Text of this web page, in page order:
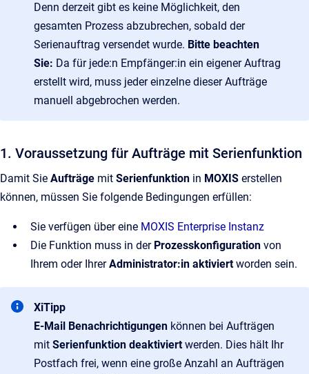
Denn derzeit gibt es keine Möglichkeit, den
gesamten Prozess abzubrechen, sobald der
Serienauftrag versendet wurde. Bitte beachten
Sie: Da für jede:n Empfänger:in ein eigener Auftrag
erstellt wird, muss jeder einzelne dieser Aufträge
manuell abgebrochen werden.
1. Voraussetzung für Aufträge mit Serienfunktion
Damit Sie Aufträge mit Serienfunktion in MOXIS erstellen
können, müssen Sie folgende Bedingungen erfüllen:
Sie verfügen über eine MOXIS Enterprise Instanz
Die Funktion muss in der Prozesskonfiguration von
Ihrem oder IhrerAdministrator:in aktiviertworden sein.
XiTipp
E-Mail Benachrichtigungen können bei Aufträgen
mit Serienfunktion deaktiviert werden. Dies hält Ihr
Postfach frei, wenn eine große Anzahl an Aufträgen